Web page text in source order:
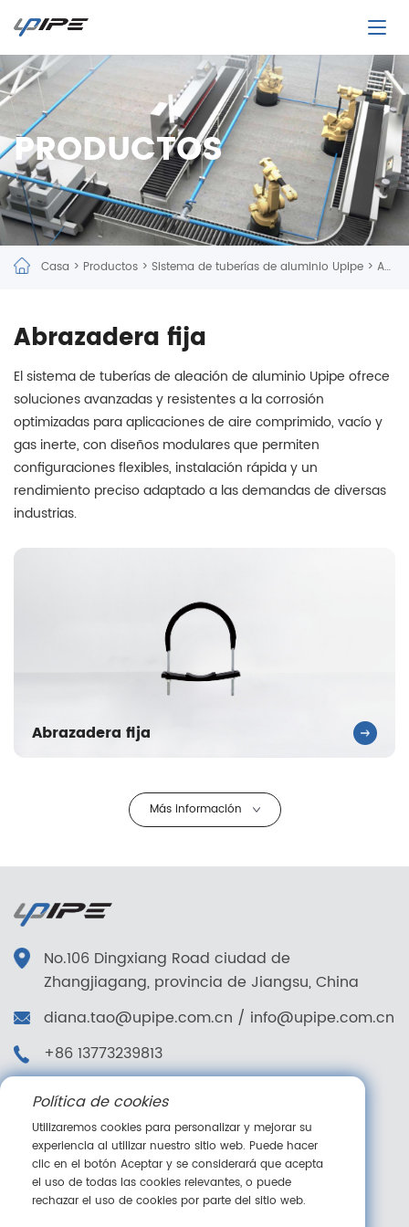
PRODUCTOS
Casa > Productos > Sistema de tuberías de aluminio Upipe > Abrazadera fija
Abrazadera fija
El sistema de tuberías de aleación de aluminio Upipe ofrece
soluciones avanzadas y resistentes a la corrosión
optimizadas para aplicaciones de aire comprimido, vacío y
gas inerte, con diseños modulares que permiten
configuraciones flexibles, instalación rápida y un
rendimiento preciso adaptado a las demandas de diversas
industrias.
Abrazadera fija
Más información
No.106 Dingxiang Road ciudad de
Zhangjiagang, provincia de Jiangsu, China
diana.tao@upipe.com.cn / info@upipe.com.cn
+86 13773239813
+86 13773239813
Síganos
Política de cookies
Utilizaremos cookies para personalizar y mejorar su
experiencia al utilizar nuestro sitio web. Puede hacer
clic en el botón Aceptar y se considerará que acepta
el uso de todas las cookies relevantes, o puede
rechazar el uso de cookies por parte del sitio web.